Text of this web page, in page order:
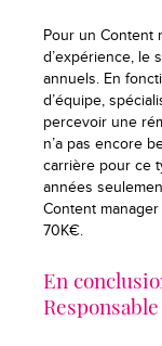
Pour un Content
d’expérience, le
annuels. En
d’équipe,
percevoir une
n’a pas encore
carrière pour ce
années
Content
70K€.
En